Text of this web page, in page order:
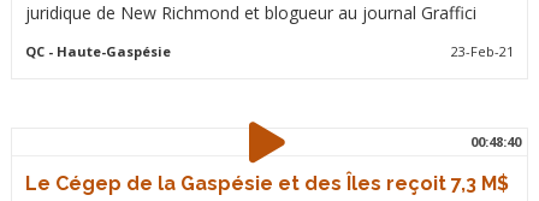
juridique de New Richmond et blogueur au journal Graffici
QC- Haute-Gaspésie 23-Feb-21
00:48:40
Le Cégep de la Gaspésie et des Îles reçoit 7,3 M$